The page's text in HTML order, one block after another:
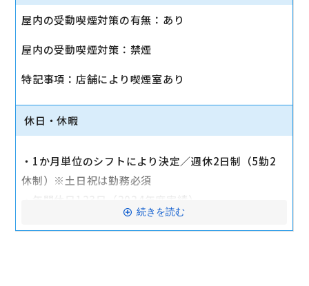
災保険）
・入社時に研修有（職種・地域によって研修日程が異
なる）
・制服貸与
等）
交通費全額支給
屋内の受動喫煙対策の有無：あり
屋内の受動喫煙対策：禁煙
特記事項：店舗により喫煙室あり
休日・休暇
・1か月単位のシフトにより決定／週休2日制（5勤2
休制）※土日祝は勤務必須
・年間休日123日（2024年度実績）
・有給休暇：6か月勤務後11日付与
続きを読む